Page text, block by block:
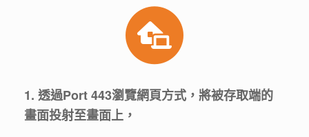
1. 透過Port 443瀏覽網頁方式，將被存取端的
畫面投射至畫面上，